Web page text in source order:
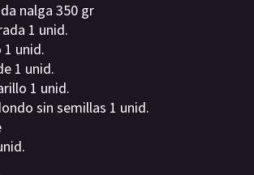
nalga 350 gr
1 unid.
unid.
1 unid.
1 unid.
sin semillas 1 unid.